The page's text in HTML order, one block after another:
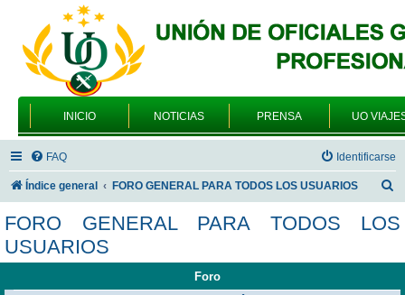
INICIO NOTICIAS PRENSA UO
FAQ Identificarse
Índice general FORO GENERAL PARA TODOS LOS USUARIOS
s
FORO GENERAL PARA TODOS LOS
USUARIOS
Foro